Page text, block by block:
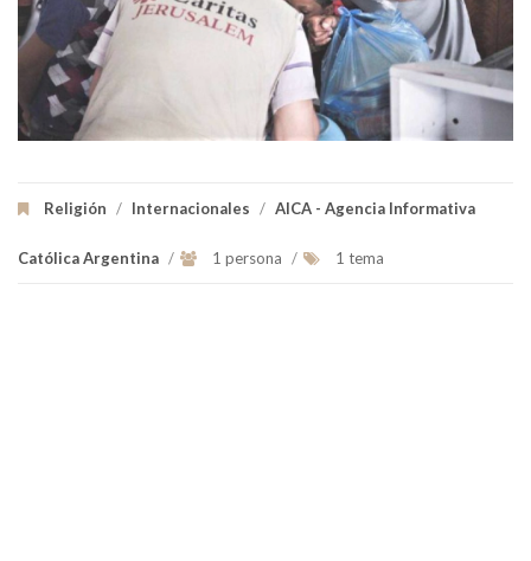
Religión / Internacionales / AICA - Agencia Informativa
Católica Argentina / 1 persona / 1 tema